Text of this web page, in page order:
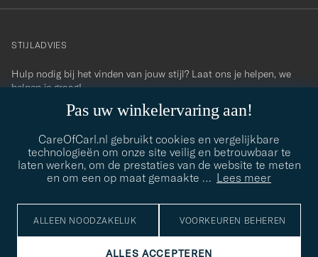
Pas uw winkelervaring aan!
CareOfCarl.nl gebruikt cookies en vergelijkbare
technologieën om onze site veilig en betrouwbaar te
laten werken, om de prestaties van de website te meten
en om een op maat gemaakte … Lees meer
ALLEEN NOODZAKELIJK VOORKEUREN BEHEREN
ALLES ACCEPTEREN
contact@careofcarl.com
STIJLADVIES
Hulp nodig bij het vinden van jouw stijl? Laat ons je helpen, we
helpen je graag!
STIJLADVIES
© Care of Carl 2026